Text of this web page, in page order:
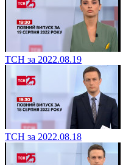
ТСН за 2022.08.19
ТСН за 2022.08.18